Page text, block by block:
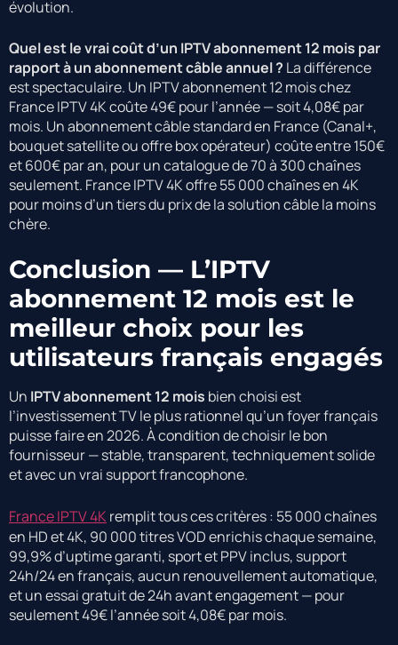
évolution.
Quel est le vrai coût d’un IPTV abonnement 12 mois par
rapport à un abonnement câble annuel ? La différence
est spectaculaire. Un IPTV abonnement 12 mois chez
France IPTV 4K coûte 49€ pour l’année — soit 4,08€ par
mois. Un abonnement câble standard en France (Canal+,
bouquet satellite ou offre box opérateur) coûte entre 150€
et 600€ par an, pour un catalogue de 70 à 300 chaînes
seulement. France IPTV 4K offre 55 000 chaînes en 4K
pour moins d’un tiers du prix de la solution câble la moins
chère.
Conclusion — L’IPTV
abonnement 12 mois est le
meilleur choix pour les
utilisateurs français engagés
Un IPTV abonnement 12 mois bien choisi est
l’investissement TV le plus rationnel qu’un foyer français
puisse faire en 2026. À condition de choisir le bon
fournisseur — stable, transparent, techniquement solide
et avec un vrai support francophone.
France IPTV 4Kremplit tous ces critères : 55 000 chaînes
en HD et 4K, 90 000 titres VOD enrichis chaque semaine,
99,9% d’uptime garanti, sport et PPV inclus, support
24h/24 en français, aucun renouvellement automatique,
et un essai gratuit de 24h avant engagement — pour
seulement 49€ l’année soit 4,08€ par mois.